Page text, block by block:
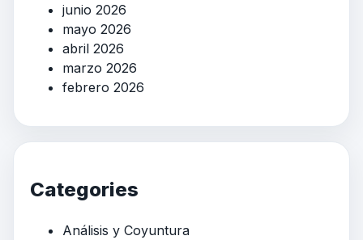
junio 2026
mayo 2026
abril 2026
marzo 2026
febrero 2026
Categories
Análisis y Coyuntura